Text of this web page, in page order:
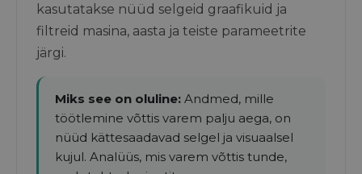
kasutatakse nüüd selgeid graafikuid ja
filtreid masina, aasta ja teiste parameetrite
järgi.
Miks see on oluline: Andmed, mille
töötlemine võttis varem palju aega, on
nüüd kättesaadavad selgel ja visuaalsel
kujul. Analüüs, mis varem võttis tunde,